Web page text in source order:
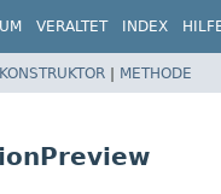
VERALTET INDEX
KONSTRUKTOR | METHODE